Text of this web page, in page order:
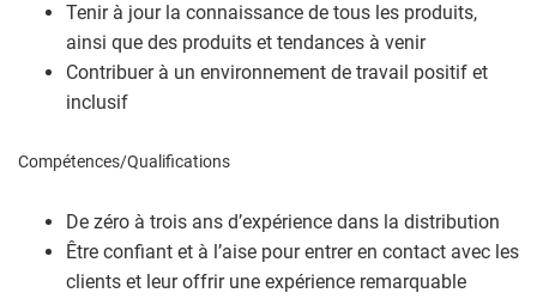
Tenir à jour la connaissance de tous les produits,
ainsi que des produits et tendances à venir
Contribuer à un environnement de travail positif et
inclusif
Compétences/Qualifications
De zéro à trois ans d’expérience dans la distribution
Être confiant et à l’aise pour entrer en contact avec les
clients et leur offrir une expérience remarquable